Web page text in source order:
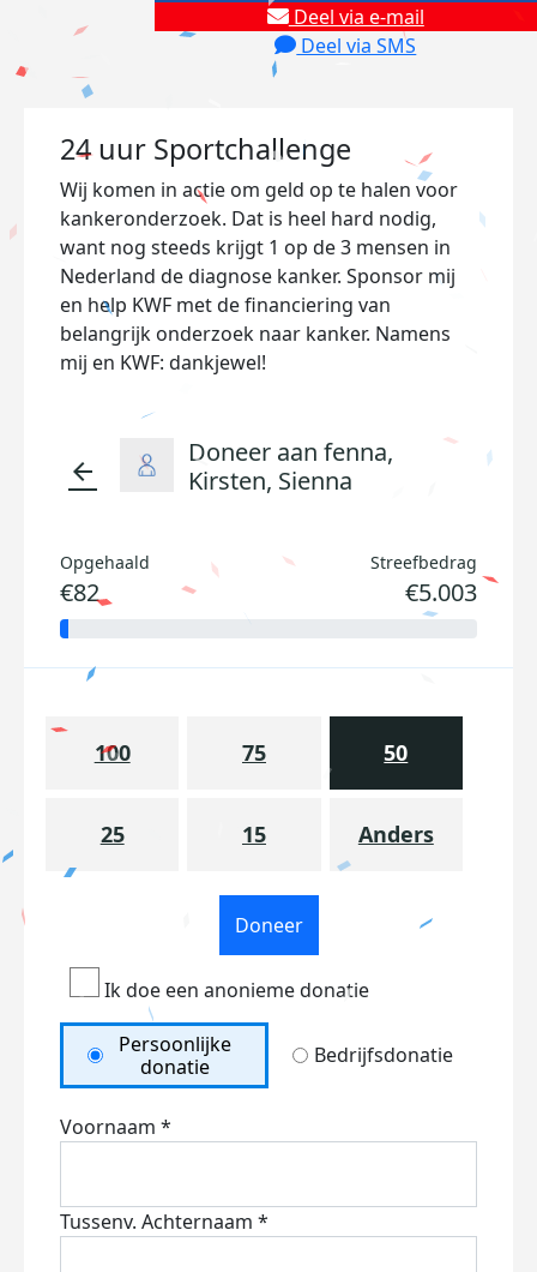
Deel via e-mail
Deel via SMS
24 uur Sportchallenge
Wij komen in actie om geld op te halen voor
kankeronderzoek. Dat is heel hard nodig,
want nog steeds krijgt 1 op de 3 mensen in
Nederland de diagnose kanker. Sponsor mij
en help KWF met de financiering van
belangrijk onderzoek naar kanker. Namens
mij en KWF: dankjewel!
arrow_back
Doneer aan fenna,
Kirsten, Sienna
Opgehaald
€82
Streefbedrag
€5.003
100 75 50
25 15 Anders
Doneer
Ik doe een anonieme donatie
Persoonlijke
donatie
Bedrijfsdonatie
Voornaam *
Tussenv. Achternaam *